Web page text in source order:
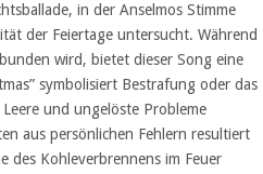
in der Anselmos Stimme
der Feiertage untersucht. Während
wird, bietet dieser Song eine
symbolisiert Bestrafung oder das
und ungelöste Probleme
aus persönlichen Fehlern resultiert
des Kohleverbrennens im Feuer